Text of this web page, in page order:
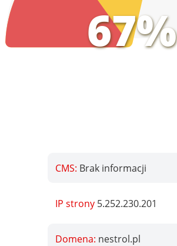
67%
CMS: Brak informacji
IP strony 5.252.230.201
Domena: nestrol.pl